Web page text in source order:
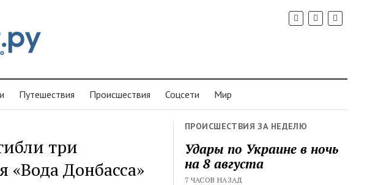
Путешествия Проиcшествия Соцсети Мир
три
«Вода Донбасса»
ПРОИСШЕСТВИЯ ЗА НЕДЕЛЮ
Удары по Украине в ночь
на 8 августа
7 ЧАСОВ НАЗАД